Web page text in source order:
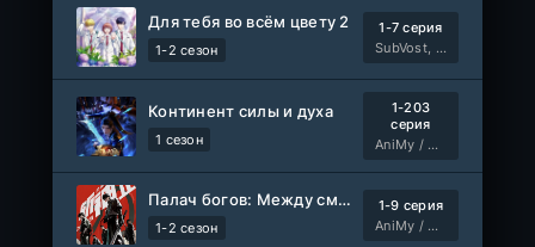
Древние пришельцы
1-8 серия
Влад Дорф
1-5 сезон
1-8 серия
ColdFilm
Правила моей кухни
1-15 сезон
1-9 серия
Влад Дорф
Для тебя во всём цвету 2
1-2 сезон
1-7 серия
SubVost, Манипулятор
Континент силы и духа
1 сезон
1-203
серия
AniMy / RuChiMe
Палач богов: Между смертным и божественным царством 2
1-2 сезон
1-9 серия
AniMy / RuChiMe